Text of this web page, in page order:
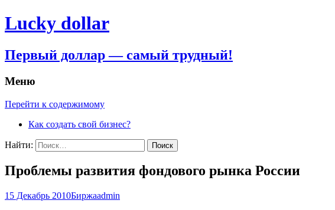
Lucky dollar
Первый доллар — самый трудный!
Меню
Перейти к содержимому
Как создать свой бизнес?
Найти:
Проблемы развития фондового рынка России
15 Декабрь 2010Биржаadmin